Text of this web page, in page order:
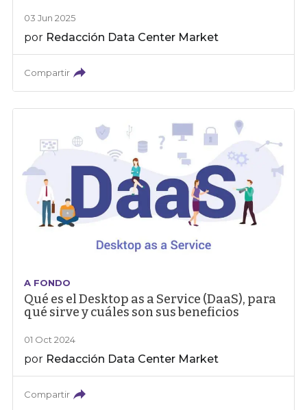
03 Jun 2025
por Redacción Data Center Market
Compartir
A FONDO
Qué es el Desktop as a Service (DaaS), para
qué sirve y cuáles son sus beneficios
01 Oct 2024
por Redacción Data Center Market
Compartir